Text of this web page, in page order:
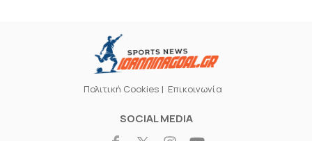
Πολιτική Cookies Επικοινωνία
SOCIAL MEDIA